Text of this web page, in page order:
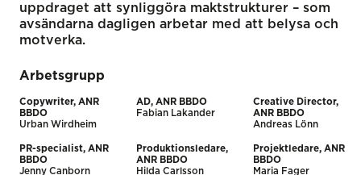
uppdraget att synliggöra maktstrukturer – som
avsändarna dagligen arbetar med att belysa och
motverka.
Arbetsgrupp
Copywriter, ANR
BBDO
Urban Wirdheim
AD, ANR BBDO
Fabian Lakander
Creative Director,
ANR BBDO
Andreas Lönn
PR-specialist, ANR
BBDO
Jenny Canborn
Produktionsledare,
ANR BBDO
Hilda Carlsson
Projektledare, ANR
BBDO
Maria Fager